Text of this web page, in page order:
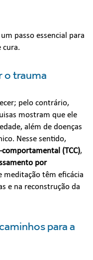
passo essencial para
cura.
o trauma
pelo contrário,
mostram que ele
além de doenças
Nesse sentido,
(TCC),
por
meditação têm eficácia
e na reconstrução da
para a